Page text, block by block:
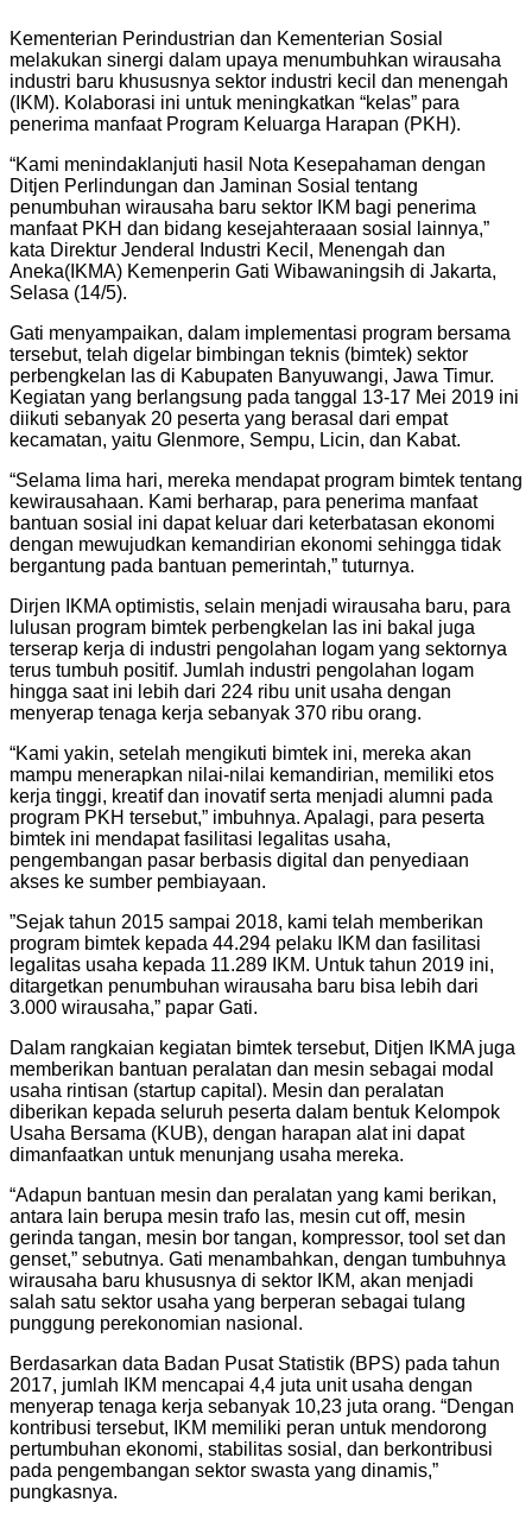
Kementerian Perindustrian dan Kementerian Sosial
melakukan sinergi dalam upaya menumbuhkan wirausaha
industri baru khususnya sektor industri kecil dan menengah
(IKM). Kolaborasi ini untuk meningkatkan “kelas” para
penerima manfaat Program Keluarga Harapan (PKH).
“Kami menindaklanjuti hasil Nota Kesepahaman dengan
Ditjen Perlindungan dan Jaminan Sosial tentang
penumbuhan wirausaha baru sektor IKM bagi penerima
manfaat PKH dan bidang kesejahteraaan sosial lainnya,”
kata Direktur Jenderal Industri Kecil, Menengah dan
Aneka(IKMA) Kemenperin Gati Wibawaningsih di Jakarta,
Selasa (14/5).
Gati menyampaikan, dalam implementasi program bersama
tersebut, telah digelar bimbingan teknis (bimtek) sektor
perbengkelan las di Kabupaten Banyuwangi, Jawa Timur.
Kegiatan yang berlangsung pada tanggal 13-17 Mei 2019 ini
diikuti sebanyak 20 peserta yang berasal dari empat
kecamatan, yaitu Glenmore, Sempu, Licin, dan Kabat.
“Selama lima hari, mereka mendapat program bimtek tentang
kewirausahaan. Kami berharap, para penerima manfaat
bantuan sosial ini dapat keluar dari keterbatasan ekonomi
dengan mewujudkan kemandirian ekonomi sehingga tidak
bergantung pada bantuan pemerintah,” tuturnya.
Dirjen IKMA optimistis, selain menjadi wirausaha baru, para
lulusan program bimtek perbengkelan las ini bakal juga
terserap kerja di industri pengolahan logam yang sektornya
terus tumbuh positif. Jumlah industri pengolahan logam
hingga saat ini lebih dari 224 ribu unit usaha dengan
menyerap tenaga kerja sebanyak 370 ribu orang.
“Kami yakin, setelah mengikuti bimtek ini, mereka akan
mampu menerapkan nilai-nilai kemandirian, memiliki etos
kerja tinggi, kreatif dan inovatif serta menjadi alumni pada
program PKH tersebut,” imbuhnya. Apalagi, para peserta
bimtek ini mendapat fasilitasi legalitas usaha,
pengembangan pasar berbasis digital dan penyediaan
akses ke sumber pembiayaan.
”Sejak tahun 2015 sampai 2018, kami telah memberikan
program bimtek kepada 44.294 pelaku IKM dan fasilitasi
legalitas usaha kepada 11.289 IKM. Untuk tahun 2019 ini,
ditargetkan penumbuhan wirausaha baru bisa lebih dari
3.000 wirausaha,” papar Gati.
Dalam rangkaian kegiatan bimtek tersebut, Ditjen IKMA juga
memberikan bantuan peralatan dan mesin sebagai modal
usaha rintisan (startup capital). Mesin dan peralatan
diberikan kepada seluruh peserta dalam bentuk Kelompok
Usaha Bersama (KUB), dengan harapan alat ini dapat
dimanfaatkan untuk menunjang usaha mereka.
“Adapun bantuan mesin dan peralatan yang kami berikan,
antara lain berupa mesin trafo las, mesin cut off, mesin
gerinda tangan, mesin bor tangan, kompressor, tool set dan
genset,” sebutnya. Gati menambahkan, dengan tumbuhnya
wirausaha baru khususnya di sektor IKM, akan menjadi
salah satu sektor usaha yang berperan sebagai tulang
punggung perekonomian nasional.
Berdasarkan data Badan Pusat Statistik (BPS) pada tahun
2017, jumlah IKM mencapai 4,4 juta unit usaha dengan
menyerap tenaga kerja sebanyak 10,23 juta orang. “Dengan
kontribusi tersebut, IKM memiliki peran untuk mendorong
pertumbuhan ekonomi, stabilitas sosial, dan berkontribusi
pada pengembangan sektor swasta yang dinamis,”
pungkasnya.